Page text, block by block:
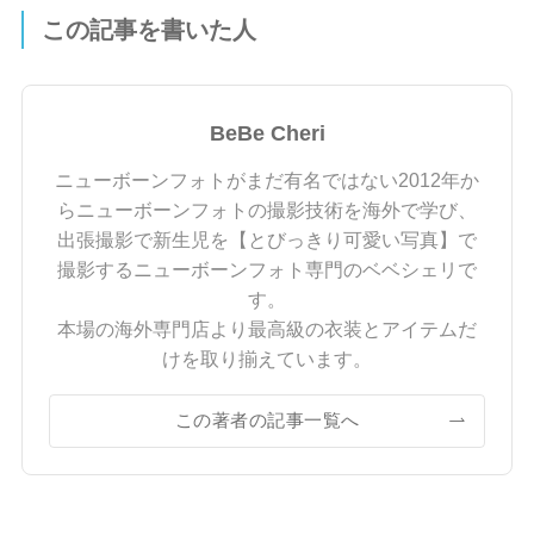
この記事を書いた人
BeBe Cheri
ニューボーンフォトがまだ有名ではない2012年か
らニューボーンフォトの撮影技術を海外で学び、
出張撮影で新生児を【とびっきり可愛い写真】で
撮影するニューボーンフォト専門のベベシェリで
す。
本場の海外専門店より最高級の衣装とアイテムだ
けを取り揃えています。
この著者の記事一覧へ